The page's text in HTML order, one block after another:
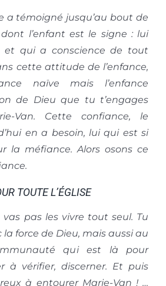
a témoigné jusqu’au bout de
l’enfant est le signe : lui
qui a conscience de tout
cette attitude de l’enfance,
naïve mais l’enfance
de Dieu que tu t’engages
Van. Cette confiance, le
en a besoin, lui qui est si
la méfiance. Alors osons ce
TOUTE L’ÉGLISE
pas les vivre tout seul. Tu
la force de Dieu, mais aussi au
qui est là pour
à vérifier, discerner. Et puis
à entourer Marie-Van ! …